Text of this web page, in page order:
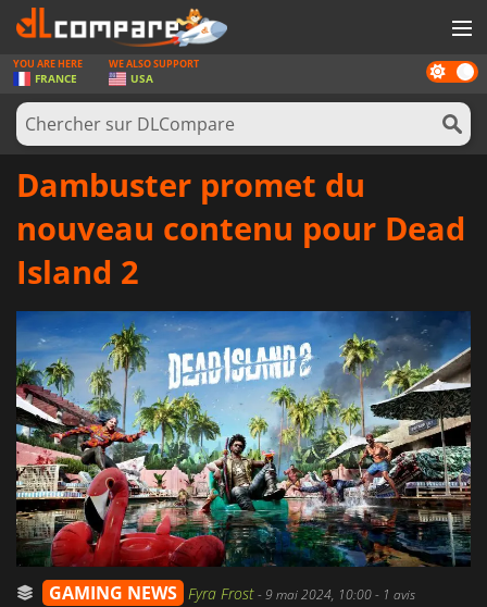
JEUX
CARTES PRÉPAYÉES
LOGICIELS
SE CONNECTER OU S'INSCRIRE
Dark
mode
YOU ARE HERE
FRANCE
WE ALSO SUPPORT
USA
Dambuster promet du
nouveau contenu pour Dead
Island 2
GAMING NEWS Fyra Frost-9 mai 2024, 10:00- 1 avis